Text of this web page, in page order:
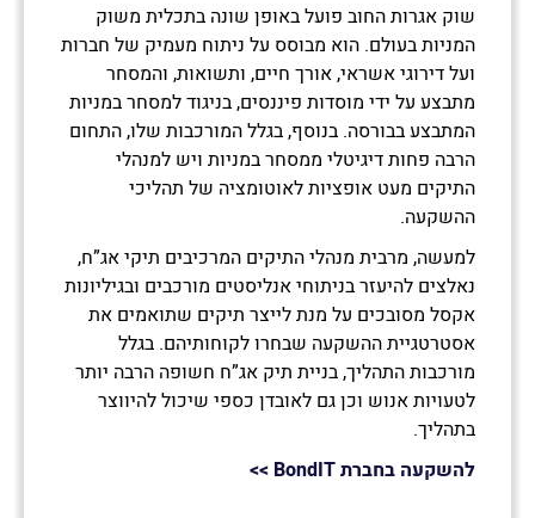
שוק אגרות החוב פועל באופן שונה בתכלית משוק
המניות בעולם. הוא מבוסס על ניתוח מעמיק של חברות
ועל דירוגי אשראי, אורך חיים, ותשואות, והמסחר
מתבצע על ידי מוסדות פיננסים, בניגוד למסחר במניות
המתבצע בבורסה. בנוסף, בגלל המורכבות שלו, התחום
הרבה פחות דיגיטלי ממסחר במניות ויש למנהלי
התיקים מעט אופציות לאוטומציה של תהליכי
ההשקעה.
למעשה, מרבית מנהלי התיקים המרכיבים תיקי אג”ח,
נאלצים להיעזר בניתוחי אנליסטים מורכבים ובגיליונות
אקסל מסובכים על מנת לייצר תיקים שתואמים את
אסטרטגיית ההשקעה שבחרו לקוחותיהם. בגלל
מורכבות התהליך, בניית תיק אג”ח חשופה הרבה יותר
לטעויות אנוש וכן גם לאובדן כספי שיכול להיווצר
בתהליך.
להשקעה בחברתBondIT
>>